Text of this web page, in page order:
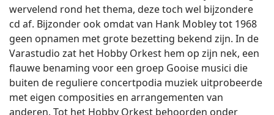
wervelend rond het thema, deze toch wel bijzondere
cd af. Bijzonder ook omdat van Hank Mobley tot 1968
geen opnamen met grote bezetting bekend zijn. In de
Varastudio zat het Hobby Orkest hem op zijn nek, een
flauwe benaming voor een groep Gooise musici die
buiten de reguliere concertpodia muziek uitprobeerde
met eigen composities en arrangementen van
anderen. Tot het Hobby Orkest behoorden onder